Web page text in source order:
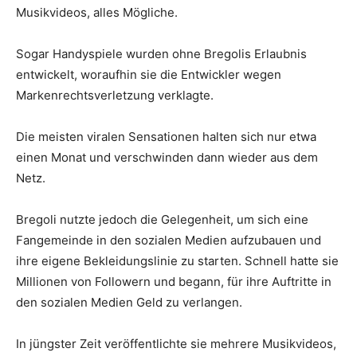
Musikvideos, alles Mögliche.
Sogar Handyspiele wurden ohne Bregolis Erlaubnis
entwickelt, woraufhin sie die Entwickler wegen
Markenrechtsverletzung verklagte.
Die meisten viralen Sensationen halten sich nur etwa
einen Monat und verschwinden dann wieder aus dem
Netz.
Bregoli nutzte jedoch die Gelegenheit, um sich eine
Fangemeinde in den sozialen Medien aufzubauen und
ihre eigene Bekleidungslinie zu starten. Schnell hatte sie
Millionen von Followern und begann, für ihre Auftritte in
den sozialen Medien Geld zu verlangen.
In jüngster Zeit veröffentlichte sie mehrere Musikvideos,